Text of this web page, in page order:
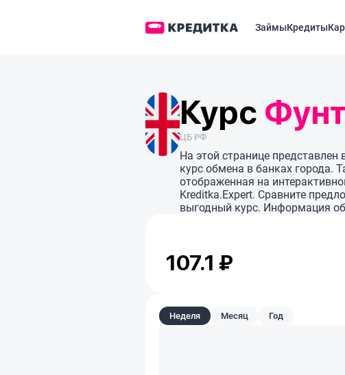
ЗаймыКредиты
Курс
ЦБ РФ
На этой странице
курс обмена в банках города.
отображенная на
Kreditka.Expert. Сравните
выгодный курс. Информация
107.1 ₽
Неделя Месяц Год